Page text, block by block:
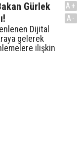
Gürlek
Dijital
gelerek
ilişkin
A+
A-